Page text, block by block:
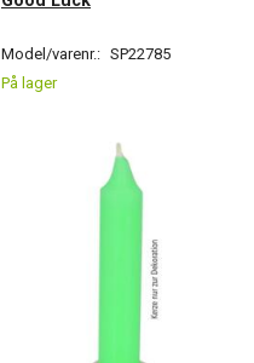
Model/varenr.: SP22785
På lager